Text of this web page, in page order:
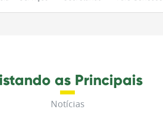
as Principais
Notícias